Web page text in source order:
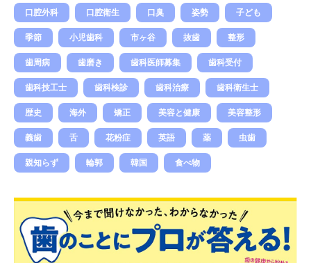
口腔外科 口腔衛生 口臭 姿勢 子ども
季節 小児歯科 市ヶ谷 抜歯 整形
歯周病 歯磨き 歯科医師募集 歯科受付
歯科技工士 歯科検診 歯科治療 歯科衛生士
歴史 海外 矯正 美容と健康 美容整形
義歯 舌 花粉症 英語 薬 虫歯
親知らず 輪郭 韓国 食べ物